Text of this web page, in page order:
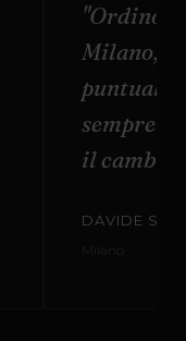
"Ordino
Milano,
puntuale
sempre
il cambio
DAVIDE S.
Milano